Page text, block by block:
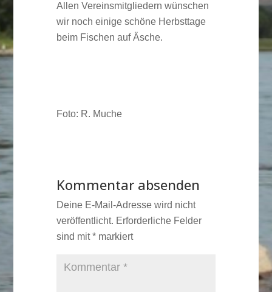
Allen Vereinsmitgliedern wünschen
wir noch einige schöne Herbsttage
beim Fischen auf Äsche.
Foto: R. Muche
Kommentar absenden
Deine E-Mail-Adresse wird nicht
veröffentlicht. Erforderliche Felder
sind mit*markiert